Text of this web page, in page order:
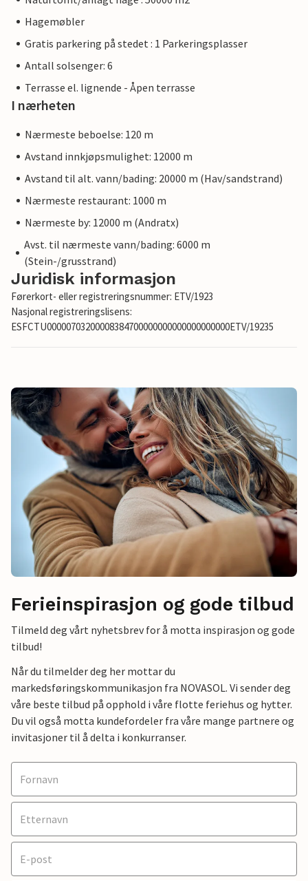
Hagemøbler
Gratis parkering på stedet : 1 Parkeringsplasser
Antall solsenger: 6
Terrasse el. lignende - Åpen terrasse
I nærheten
Nærmeste beboelse: 120 m
Avstand innkjøpsmulighet: 12000 m
Avstand til alt. vann/bading: 20000 m (Hav/sandstrand)
Nærmeste restaurant: 1000 m
Nærmeste by: 12000 m (Andratx)
Avst. til nærmeste vann/bading: 6000 m
(Stein-/grusstrand)
Juridisk informasjon
Førerkort- eller registreringsnummer: ETV/1923
Nasjonal registreringslisens:
ESFCTU00000703200008384700000000000000000000ETV/19235
Ferieinspirasjon og gode tilbud
Tilmeld deg vårt nyhetsbrev for å motta inspirasjon og gode
tilbud!
Når du tilmelder deg her mottar du
markedsføringskommunikasjon fra NOVASOL. Vi sender deg
våre beste tilbud på opphold i våre flotte feriehus og hytter.
Du vil også motta kundefordeler fra våre mange partnere og
invitasjoner til å delta i konkurranser.